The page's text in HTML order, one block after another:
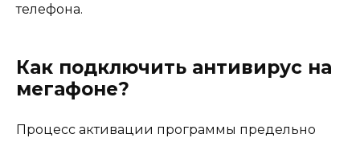
телефона.
Как подключить антивирус на
мегафоне?
Процесс активации программы предельно